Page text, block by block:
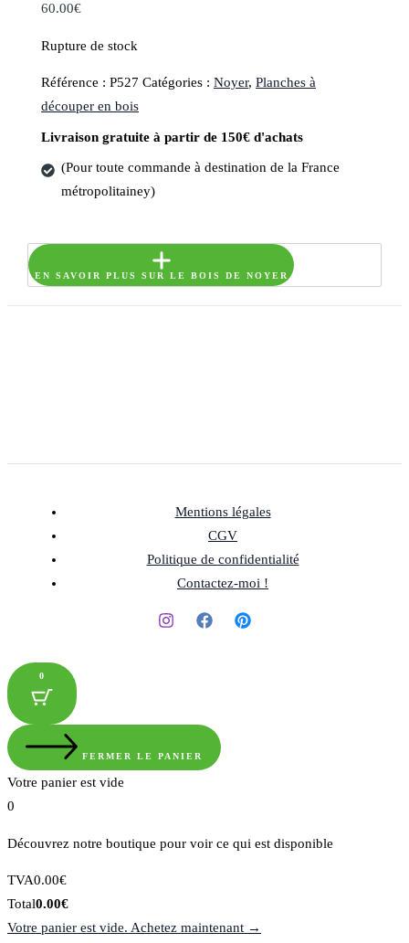
60.00€
Rupture de stock
Référence :P527 Catégories :Noyer,Planches à
découper en bois
Livraison gratuite à partir de 150€ d'achats
(Pour toute commande à destination de la France
métropolitainey)
EN SAVOIR PLUS SUR LE BOIS DE NOYER
Mentions légales
CGV
Politique de confidentialité
Contactez-moi !
0
FERMER LE PANIER
Votre panier est vide
0
Découvrez notre boutique pour voir ce qui est disponible
Montant
de
la
TVA0.00€
Total
du
Total0.00€
Votre panier est vide. Achetez maintenant →